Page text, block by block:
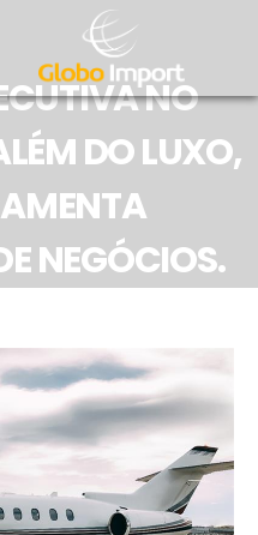
NO
DO LUXO,
NEGÓCIOS.